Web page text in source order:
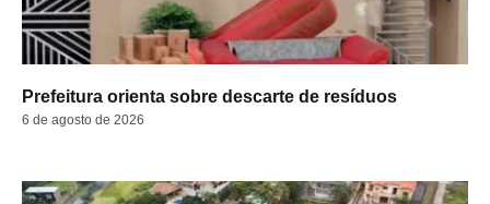
Prefeitura orienta sobre descarte de resíduos
6 de agosto de 2026